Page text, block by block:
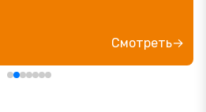
Посмотреть→